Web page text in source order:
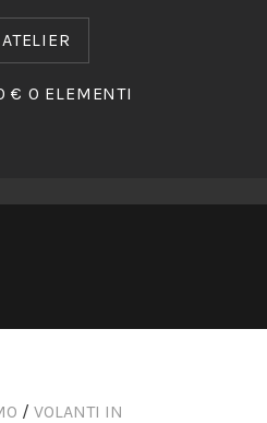
ATELIER
€ 0 ELEMENTI
/ VOLANTI IN